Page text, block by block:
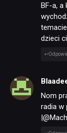
BF-a,
dzieci
Nom
radia w